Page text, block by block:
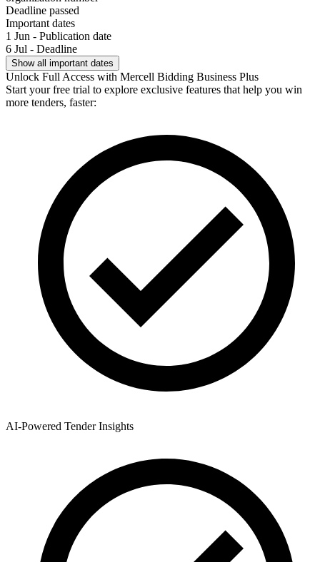
Deadline passed
Important dates
1 Jun - Publication date
6 Jul - Deadline
Show all important dates
Unlock Full Access with Mercell Bidding Business Plus
Start your free trial to explore exclusive features that help you win
more tenders, faster:
AI-Powered Tender Insights